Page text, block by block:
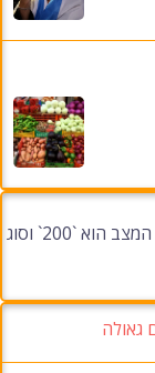
`http://www.israelhayom.co.il/rss.xml`; קוד המצב הוא `200` וסוג
גאולה